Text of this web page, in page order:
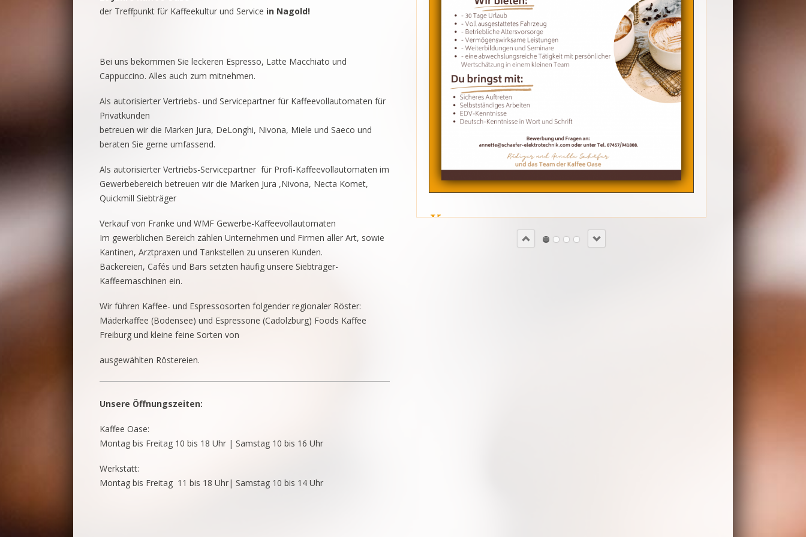
der Treffpunkt für Kaffeekultur und Service in Nagold!
Bei uns bekommen Sie leckeren Espresso, Latte Macchiato und
Cappuccino. Alles auch zum mitnehmen.
Als autorisierter Vertriebs- und Servicepartner für Kaffeevollautomaten für
Privatkunden
betreuen wir die Marken Jura, DeLonghi, Nivona, Miele und Saeco und
beraten Sie gerne umfassend.
Als autorisierter Vertriebs-Servicepartner für Profi-Kaffeevollautomaten im
Gewerbebereich betreuen wir die Marken Jura ,Nivona, Necta Komet,
Quickmill Siebträger
Verkauf von Franke und WMF Gewerbe-Kaffeevollautomaten
Im gewerblichen Bereich zählen Unternehmen und Firmen aller Art, sowie
Kantinen, Arztpraxen und Tankstellen zu unseren Kunden.
Bäckereien, Cafés und Bars setzten häufig unsere Siebträger-
Kaffeemaschinen ein.
Wir führen Kaffee- und Espressosorten folgender regionaler Röster:
Mäderkaffee (Bodensee) und Espressone (Cadolzburg) Foods Kaffee
Freiburg und kleine feine Sorten von
ausgewählten Röstereien.
Unsere Öffnungszeiten:
Kaffee Oase:
Montag bis Freitag 10 bis 18 Uhr | Samstag 10 bis 16 Uhr
Werkstatt:
Montag bis Freitag 11 bis 18 Uhr| Samstag 10 bis 14 Uhr
X